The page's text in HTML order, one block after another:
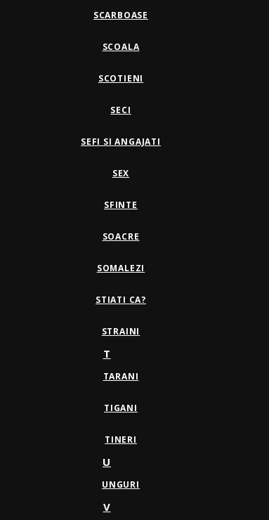
SCARBOASE
SCOALA
SCOTIENI
SECI
SEFI SI ANGAJATI
SEX
SFINTE
SOACRE
SOMALEZI
STIATI CA?
STRAINI
T
TARANI
TIGANI
TINERI
U
UNGURI
V